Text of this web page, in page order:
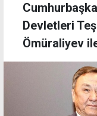
Devletleri
Ömüraliyev